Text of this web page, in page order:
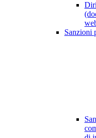
Sanzioni